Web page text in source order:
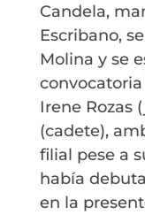
Candela,
Escribano,
Molina y se
Irene Rozas
(cadete),
filial pese a
había
en la